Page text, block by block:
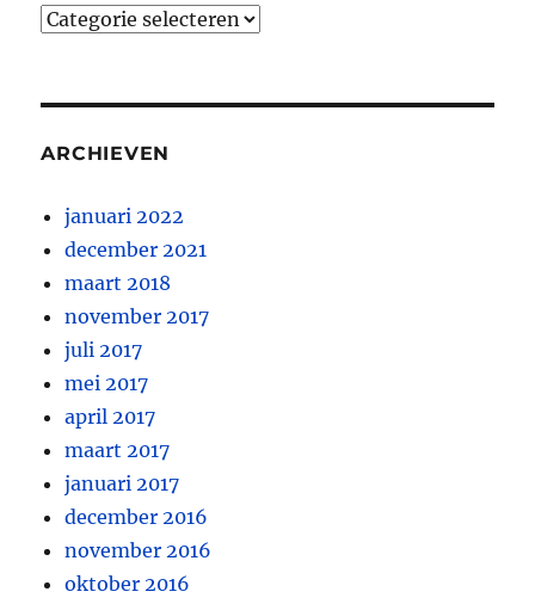
Categorieën
ARCHIEVEN
januari 2022
december 2021
maart 2018
november 2017
juli 2017
mei 2017
april 2017
maart 2017
januari 2017
december 2016
november 2016
oktober 2016